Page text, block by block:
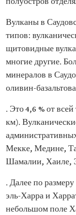
Вулканы в
типов:
щитовидные
многие другие.
минералов в
оливин-
. Это 4,6 % от
км).
Мекке, Медине,
Шамалии, Хаиле,
. Далее по
эль-Харра и
небольшом поле